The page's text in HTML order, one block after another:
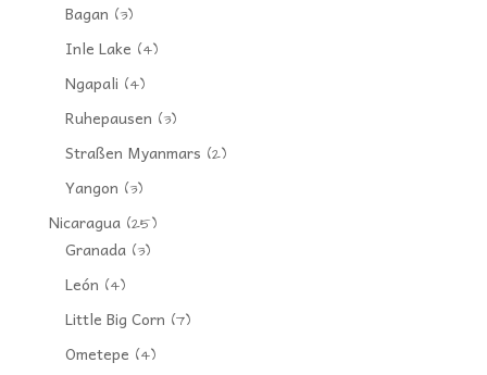
Bagan (3)
Inle Lake (4)
Ngapali (4)
Ruhepausen (3)
Straßen Myanmars (2)
Yangon (3)
Nicaragua(25)
Granada(3)
León (4)
Little Big Corn (7)
Ometepe (4)